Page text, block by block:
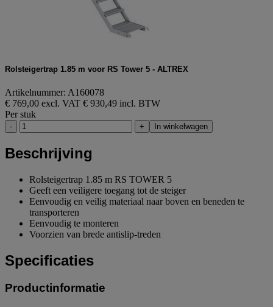
Rolsteigertrap 1.85 m voor RS Tower 5 - ALTREX
Artikelnummer: A160078
€ 769,00 excl. VAT € 930,49 incl. BTW
Per stuk
- + In winkelwagen
Beschrijving
Rolsteigertrap 1.85 m RS TOWER 5
Geeft een veiligere toegang tot de steiger
Eenvoudig en veilig materiaal naar boven en beneden te
transporteren
Eenvoudig te monteren
Voorzien van brede antislip-treden
Specificaties
Productinformatie